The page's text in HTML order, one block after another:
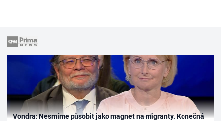
Vondra: Nesmíme působit jako magnet na migranty. Konečná